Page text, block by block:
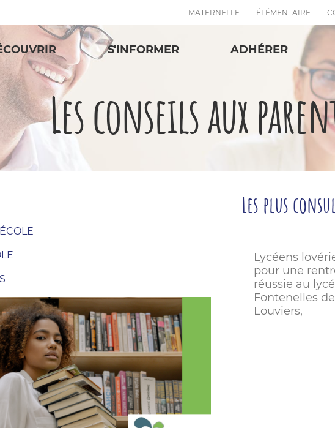
MATERNELLE ÉLÉMENTAIRE
S'INFORMER ADHÉRER
Les conseils aux
Les plus
Lycéens
pour une
réussie au
Fontenelles de
Louviers,